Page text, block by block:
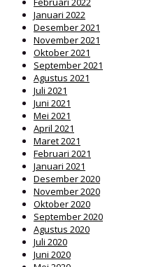
Januari 2022
Desember 2021
November 2021
Oktober 2021
September 2021
Agustus 2021
Juli 2021
Juni 2021
Mei 2021
April 2021
Maret 2021
Februari 2021
Januari 2021
Desember 2020
November 2020
Oktober 2020
September 2020
Agustus 2020
Juli 2020
Juni 2020